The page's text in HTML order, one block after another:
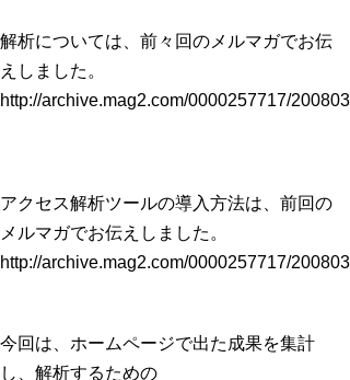
解析については、前々回のメルマガでお伝
えしました。
http://archive.mag2.com/0000257717/
アクセス解析ツールの導入方法は、前回の
メルマガでお伝えしました。
http://archive.mag2.com/0000257717/
今回は、ホームページで出た成果を集計
し、解析するための